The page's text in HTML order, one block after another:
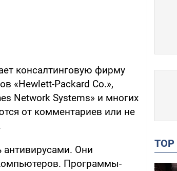
консалтинговую фирму
«Hewlett-Packard Co.»,
Network Systems» и многих
от комментариев или не
Они
Программы-